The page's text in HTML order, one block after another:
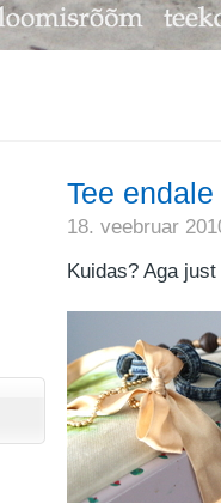
Tee
18. veebruar
Kuidas? Aga just